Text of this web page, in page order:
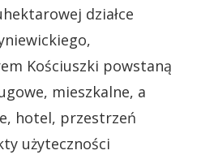
działce
Kościuszki powstaną
mieszkalne, a
hotel, przestrzeń
użyteczności